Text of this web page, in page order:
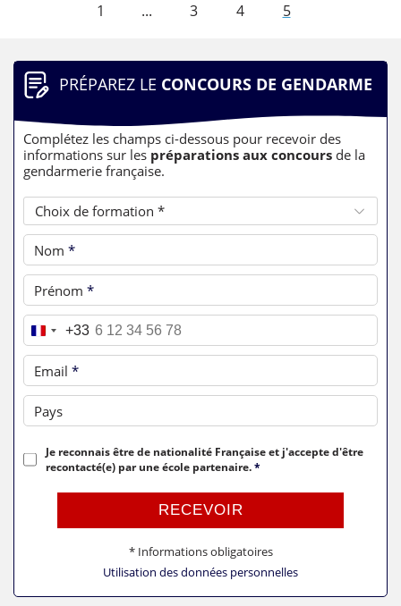
1 ... 3 4 5
PRÉPAREZ LE CONCOURS DE GENDARME
Complétez les champs ci-dessous pour recevoir des
informations sur les préparations aux concours de la
gendarmerie française.
Choix de formation *
Nom *
Prénom *
Téléphone *
+33
Email *
Pays
Je reconnais être de nationalité Française et j'accepte d'être
recontacté(e) par une école partenaire.*
RECEVOIR
* Informations obligatoires
Utilisation des données personnelles